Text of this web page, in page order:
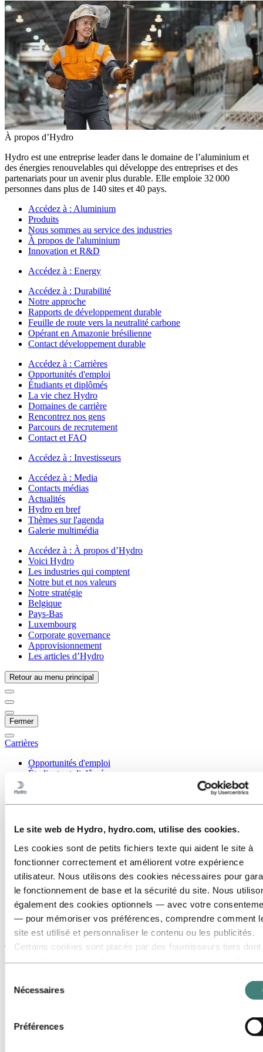
Le site web de Hydro, hydro.com, utilise des cookies.
Les cookies sont de petits fichiers texte qui aident le site à
fonctionner correctement et améliorent votre expérience
utilisateur. Nous utilisons des cookies nécessaires pour
le fonctionnement de base et la sécurité du site. Nous
également des cookies optionnels — avec votre
— pour mémoriser vos préférences, comprendre comment
site est utilisé et personnaliser le contenu ou les publicités.
Certains cookies sont placés par des fournisseurs tiers dont
collectées lors de votre utilisation de notre site avec d’autres
données que vous leur avez fournies ou qu’ils ont collectées
comme responsable d’un cookie tiers est le Responsable du
Nécessaires
Préférences
À propos d’Hydro
Hydro est une entreprise leader dans le domaine de l’aluminium et
des énergies renouvelables qui développe des entreprises et des
partenariats pour un avenir plus durable. Elle emploie 32 000
personnes dans plus de 140 sites et 40 pays.
Accédez à : Aluminium
Produits
Nous sommes au service des industries
À propos de l'aluminium
Innovation et R&D
Accédez à : Energy
Accédez à : Durabilité
Notre approche
Rapports de développement durable
Feuille de route vers la neutralité carbone
Opérant en Amazonie brésilienne
Contact développement durable
Accédez à : Carrières
Opportunités d'emploi
Étudiants et diplômés
La vie chez Hydro
Domaines de carrière
Rencontrez nos gens
Parcours de recrutement
Contact et FAQ
Accédez à : Investisseurs
Accédez à : Media
Contacts médias
Actualités
Hydro en bref
Thèmes sur l'agenda
Galerie multimédia
Accédez à : À propos d’Hydro
Voici Hydro
Les industries qui comptent
Notre but et nos valeurs
Notre stratégie
Belgique
Pays-Bas
Luxembourg
Corporate governance
Approvisionnement
Les articles d’Hydro
Retour au menu principal
Fermer
Carrières
Opportunités d'emploi
Étudiants et diplômés
Rencontrez nos gens
Contact et FAQ
Carrières
Contact et FAQ
Questions fréquemment posées sur les
carrières dans le secteur de
l'hydroélectricité
Des questions sur le processus de recrutement chez Hydro ?
Trouvez toutes les réponses ici.